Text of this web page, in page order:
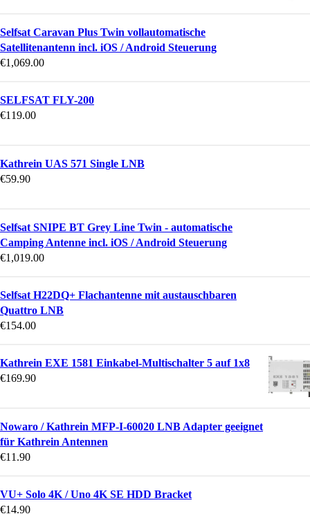
Selfsat Caravan Plus Twin vollautomatische
Satellitenantenn incl. iOS / Android Steuerung
€1,069.00
SELFSAT FLY-200
€119.00
Kathrein UAS 571 Single LNB
€59.90
Selfsat SNIPE BT Grey Line Twin - automatische
Camping Antenne incl. iOS / Android Steuerung
€1,019.00
Selfsat H22DQ+ Flachantenne mit austauschbaren
Quattro LNB
€154.00
Kathrein EXE 1581 Einkabel-Multischalter 5 auf 1x8
€169.90
Nowaro / Kathrein MFP-I-60020 LNB Adapter geeignet
für Kathrein Antennen
€11.90
VU+ Solo 4K / Uno 4K SE HDD Bracket
€14.90